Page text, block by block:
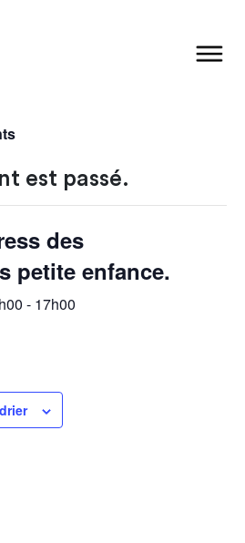
est passé.
des
petite enfance.
- 17h00